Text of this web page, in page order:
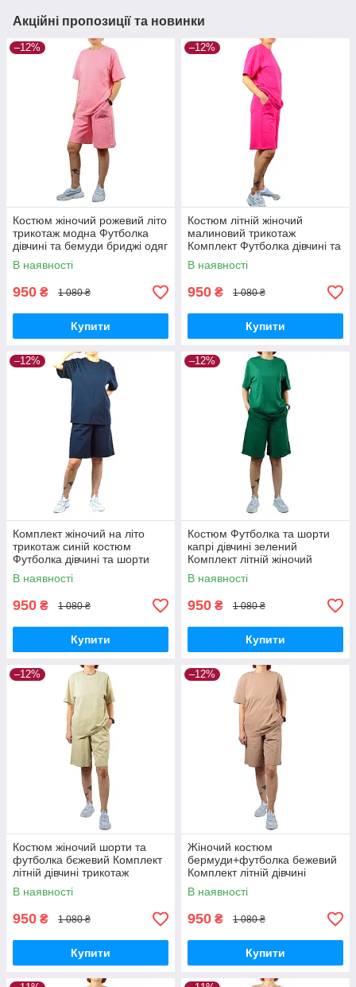
Акційні пропозиції та новинки
–12%
Костюм жіночий рожевий літо
трикотаж модна Футболка
дівчині та бемуди бриджі одяг
жіночий новою поштою є
накладений платіж
В наявності
950 ₴ 1 080 ₴
Купити
–12%
Костюм літній жіночий
малиновий трикотаж
Комплект Футболка дівчині та
шорти бриджі одяг жіночий
новою поштою є накладений
платіж
В наявності
950 ₴ 1 080 ₴
Купити
–12%
Комплект жіночий на літо
трикотаж синій костюм
Футболка дівчині та шорти
капрі одяг жіночий новою
поштою є накладений платіж
В наявності
950 ₴ 1 080 ₴
Купити
–12%
Костюм Футболка та шорти
капрі дівчині зелений
Комплект літній жіночий
трикотаж одяг жіночий новою
поштою є накладений платіж
В наявності
950 ₴ 1 080 ₴
Купити
–12%
Костюм жіночий шорти та
футболка бєжевий Комплект
літній дівчині трикотаж
стильний одяг жіночий новою
поштою є накладений платіж
В наявності
950 ₴ 1 080 ₴
Купити
–12%
Жіночий костюм
бермуди+футболка бежевий
Комплект літній дівчині
трикотаж стильний одяг
жіночий новою поштою є
накладений платіж
В наявності
950 ₴ 1 080 ₴
Купити